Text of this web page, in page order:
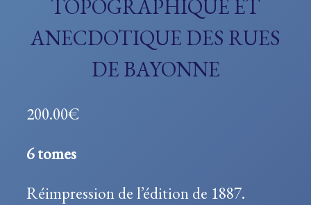
TOPOGRAPHIQUE ET
ANECDOTIQUE DES RUES
DE BAYONNE
200.00€
6 tomes
Réimpression de l’édition de 1887.